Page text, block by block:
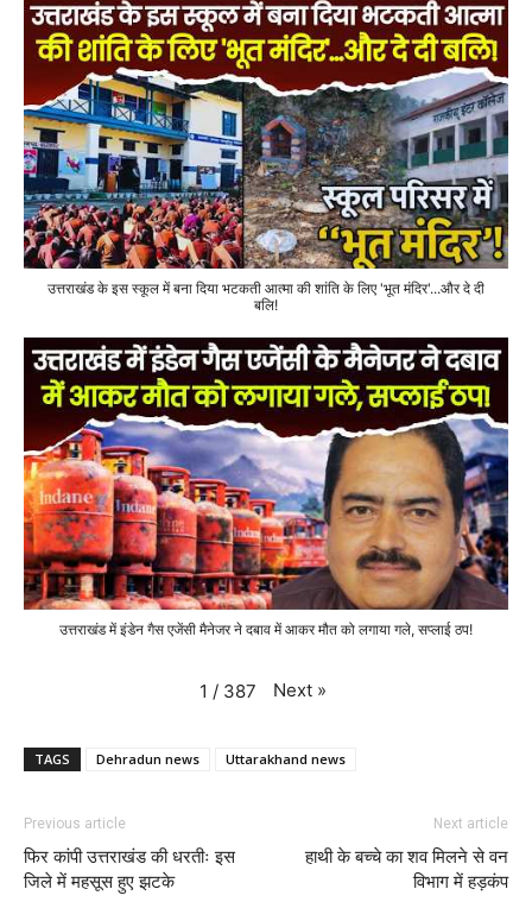
उत्तराखंड के इस स्कूल में बना दिया भटकती आत्मा की शांति के लिए 'भूत मंदिर'...और दे दी
बलि!
उत्तराखंड में इंडेन गैस एजेंसी मैनेजर ने दबाव में आकर मौत को लगाया गले, सप्लाई ठप!
1 / 387 Next »
TAGS Dehradun news Uttarakhand news
Previous article
फिर कांपी उत्तराखंड की धरतीः इस
जिले में महसूस हुए झटके
Next article
हाथी के बच्चे का शव मिलने से वन
विभाग में हड़कंप